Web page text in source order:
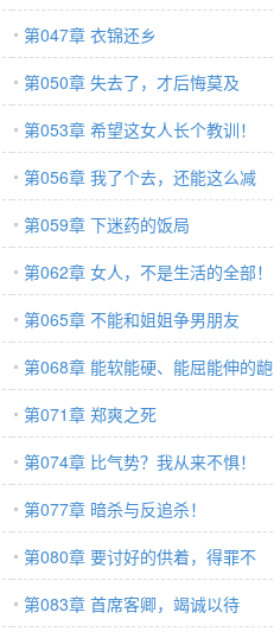
说！
第047章 衣锦还乡
第050章 失去了，才后悔莫及
第053章 希望这女人长个教训！
第056章 我了个去，还能这么减
肥？
第059章 下迷药的饭局
第062章 女人，不是生活的全部！
第065章 不能和姐姐争男朋友
第068章 能软能硬、能屈能伸的龅
牙哥
第071章 郑爽之死
第074章 比气势？我从来不惧！
第077章 暗杀与反追杀！
第080章 要讨好的供着，得罪不
得！
第083章 首席客卿，竭诚以待